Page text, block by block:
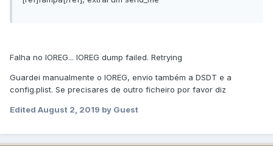
Falha no IOREG... IOREG dump failed. Retrying
Guardei manualmente o IOREG, envio também a DSDT e a
config.plist. Se precisares de outro ficheiro por favor diz
Edited August 2, 2019 by Guest